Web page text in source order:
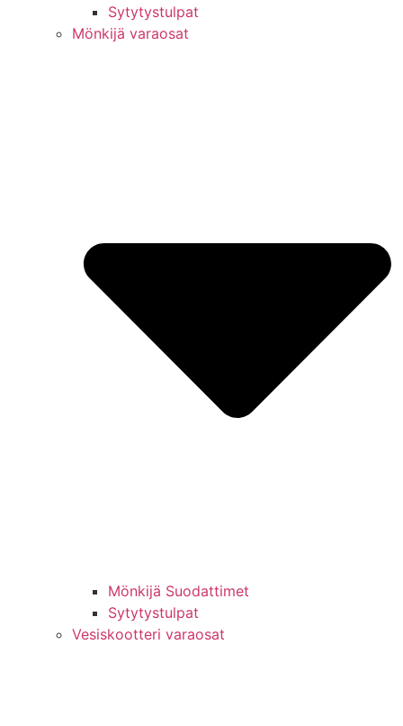
Sytytystulpat
Mönkijä varaosat
Mönkijä Suodattimet
Sytytystulpat
Vesiskootteri varaosat